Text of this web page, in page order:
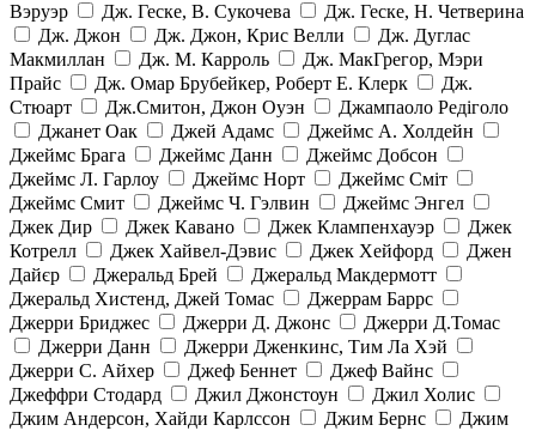
Вэруэр
Дж. Геске, В. Сукочева
Дж. Геске, Н. Четверина
Дж. Джон
Дж. Джон, Крис Велли
Дж. Дуглас
Макмиллан
Дж. М. Карроль
Дж. МакГрегор, Мэри
Прайс
Дж. Омар Брубейкер, Роберт Е. Клерк
Дж.
Стюарт
Дж.Смитон, Джон Оуэн
Джампаоло Редіголо
Джанет Оак
Джей Адамс
Джеймс А. Холдейн
Джеймс Брага
Джеймс Данн
Джеймс Добсон
Джеймс Л. Гарлоу
Джеймс Норт
Джеймс Сміт
Джеймс Смит
Джеймс Ч. Гэлвин
Джеймс Энгел
Джек Дир
Джек Кавано Джек Клампенхауэр
Джек
Котрелл
Джек Хайвел-Дэвис Джек Хейфорд
Джен
Дайєр
Джеральд Брей
Джеральд Макдермотт
Джеральд Хистенд, Джей Томас
Джеррам Баррс
Джерри Бриджес
Джерри Д. Джонс
Джерри Д.Томас
Джерри Данн
Джерри Дженкинс, Тим Ла Хэй
Джерри С. Айхер
Джеф Беннет
Джеф Вайнс
Джеффри Стодард
Джил Джонстоун
Джил Холис
Джим Андерсон, Хайди Карлссон
Джим Бернс
Джим